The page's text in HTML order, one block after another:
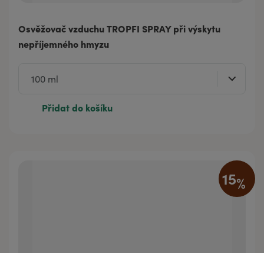
Osvěžovač vzduchu TROPFI SPRAY při výskytu
nepříjemného hmyzu
Přidat do košíku
15%